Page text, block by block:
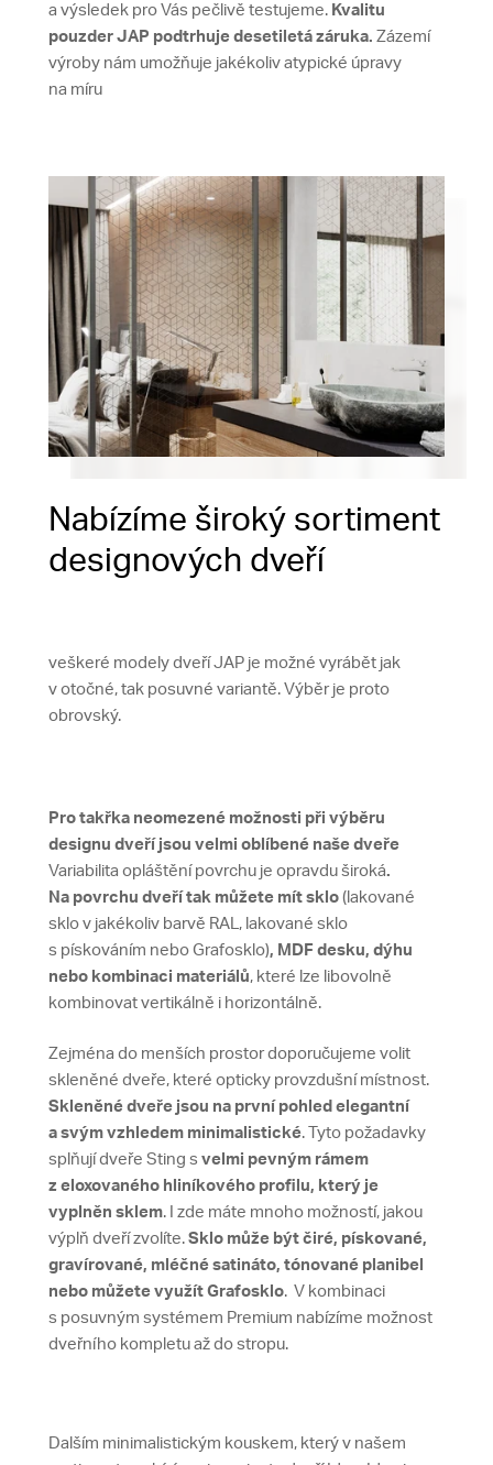
a výsledek pro Vás pečlivě testujeme. Kvalitu
pouzder JAP podtrhuje desetiletá záruka. Zázemí
výroby nám umožňuje jakékoliv atypické úpravy
na míru
Nabízíme široký sortiment
designových dveří
veškeré modely dveří JAP je možné vyrábět jak
v otočné, tak posuvné variantě. Výběr je proto
obrovský.
Pro takřka neomezené možnosti při výběru
designu dveří jsou velmi oblíbené naše dveře
Variabilita opláštění povrchu je opravdu široká.
Na povrchu dveří tak můžete mít sklo (lakované
sklo v jakékoliv barvě RAL, lakované sklo
s pískováním nebo Grafosklo​), MDF desku, dýhu
nebo kombinaci materiálů, které lze libovolně
kombinovat vertikálně i horizontálně.
Zejména do menších prostor doporučujeme volit
skleněné dveře, které opticky provzdušní místnost.
Skleněné dveře jsou na první pohled elegantní
a svým vzhledem minimalistické. Tyto požadavky
splňují dveře Sting s velmi pevným rámem
z eloxovaného hliníkového profilu, který je
vyplněn sklem. I zde máte mnoho možností, jakou
výplň dveří zvolíte. Sklo může být čiré, pískované,
gravírované, mléčné satináto, tónované planibel
nebo můžete využít Grafosklo. V kombinaci
s posuvným systémem Premium nabízíme možnost
dveřního kompletu až do stropu.
Dalším minimalistickým kouskem, který v našem